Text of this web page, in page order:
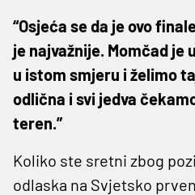
“Osjeća se da je ovo
je najvažnije. Momčad je
u istom smjeru i želimo
odlična i svi jedva
teren.”
Koliko ste sretni zbog
odlaska na Svjetsko